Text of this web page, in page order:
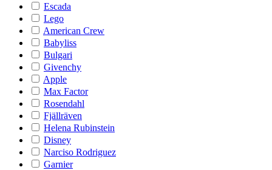
Escada
Lego
American Crew
Babyliss
Bulgari
Givenchy
Apple
Max Factor
Rosendahl
Fjällräven
Helena Rubinstein
Disney
Narciso Rodriguez
Garnier